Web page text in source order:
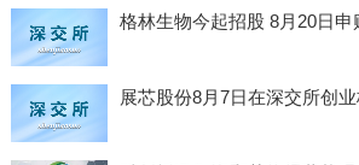
格林生物今起招股 8月20日申
展芯股份8月7日在深交所创